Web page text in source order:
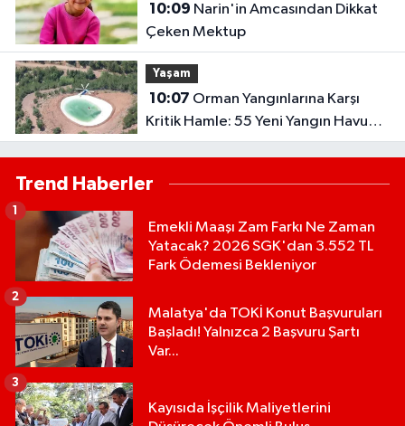
10:09
Çeken Mektup
Yaşam
10:07
Kritik Hamle: 55 Yeni Yangın Havuzu
Daha Hizmete Alınacak..
Trend Haberler
Emekli Maaşı Zam Farkı Ne Zaman
Yatacak? 2026 SGK'dan 3.552 TL
Fark Ödemesi Bekleniyor
1
Malatya'da TOKİ Konut Başvuruları
Başladı! Yalnızca 2 Başvuru Şartı
Var...
2
Kayısıda İşçilik Maliyetlerini
3